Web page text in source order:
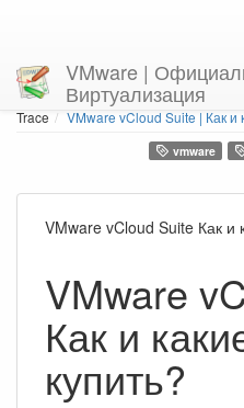
VMware |
Виртуализация
You are here
Home
Trace
VMware vCloud Suite | Как и
vmware
VMware vCloud Suite Как и
VMware
Как и
купить?